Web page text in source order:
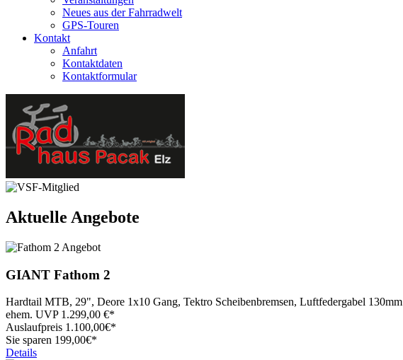
Neues aus der Fahrradwelt
GPS-Touren
Kontakt
Anfahrt
Kontaktdaten
Kontaktformular
Aktuelle Angebote
GIANT Fathom 2
Hardtail MTB, 29", Deore 1x10 Gang, Tektro Scheibenbremsen, Luftfedergabel 130mm
ehem. UVP 1.299,00 €*
Auslaufpreis 1.100,00€*
Sie sparen 199,00€*
Details